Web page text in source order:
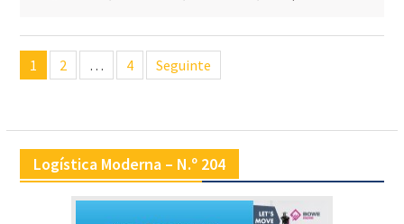
Navegação
de
1 2 … 4 Seguinte
Logística Moderna – N.º 204